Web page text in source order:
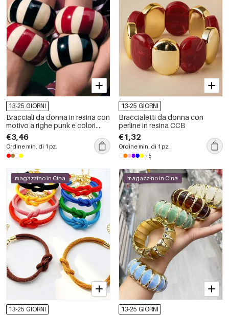
13-25 GIORNI
Bracciali da donna in resina con
motivo a righe punk e colori
misti.
€3,46
Ordine min. di 1 pz.
13-25 GIORNI
Braccialetti da donna con
perline in resina CCB
€1,32
Ordine min. di 1 pz.
+5
magazzino in Cina
13-25 GIORNI
magazzino in Cina
13-25 GIORNI